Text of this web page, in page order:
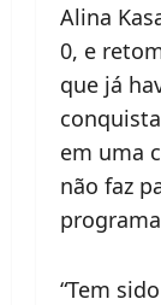
Alina
0, e
que já
em uma
não faz
“Tem